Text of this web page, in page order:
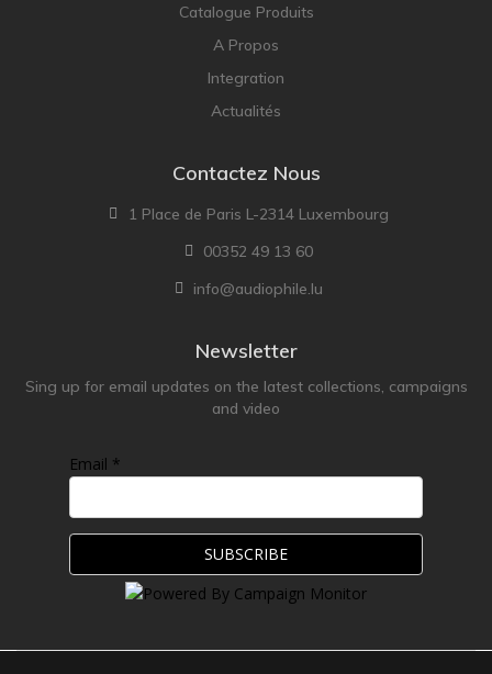
Catalogue Produits
A Propos
Integration
Actualités
Contactez Nous
1 Place de Paris L-2314 Luxembourg
00352 49 13 60
info@audiophile.lu
Newsletter
Sing up for email updates on the latest collections, campaigns
and video
Email *